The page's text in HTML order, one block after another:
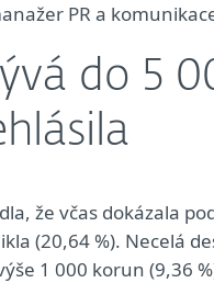
PR a
do 5
že včas dokázala
(20,64 %). Necelá
1 000 korun (9,36